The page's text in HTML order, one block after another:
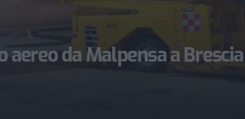
da Malpensa a Brescia